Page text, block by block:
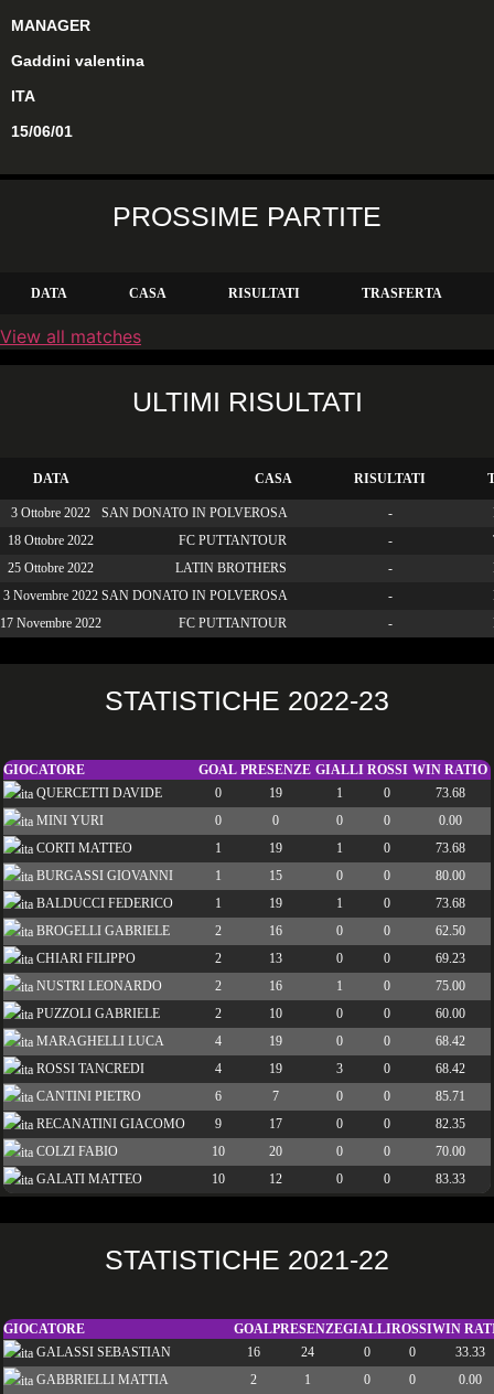
MANAGER
Gaddini valentina
ITA
15/06/01
PROSSIME PARTITE
DATA CASA RISULTATI TRASFERTA
View all matches
ULTIMI RISULTATI
DATA CASA RISULTATI
3 Ottobre 2022 SAN DONATO IN POLVEROSA -
18 Ottobre 2022
FC PUTTANTOUR -
25 Ottobre 2022
LATIN BROTHERS -
3 Novembre 2022 SAN DONATO IN POLVEROSA -
17 Novembre 2022
FC PUTTANTOUR -
STATISTICHE 2022-23
GIOCATORE GOAL PRESENZE GIALLI ROSSI WIN RATIO
QUERCETTI DAVIDE
0 19 1 0
73.68
MINI YURI
0 0 0 0
0.00
CORTI MATTEO
1 19 1 0
73.68
BURGASSI GIOVANNI
1 15 0 0
80.00
BALDUCCI FEDERICO
1 19 1 0
73.68
BROGELLI GABRIELE
2 16 0 0
62.50
CHIARI FILIPPO
2 13 0 0
69.23
NUSTRI LEONARDO
2 16 1 0
75.00
PUZZOLI GABRIELE
2 10 0 0
60.00
MARAGHELLI LUCA
4 19 0 0
68.42
ROSSI TANCREDI
4 19 3 0
68.42
CANTINI PIETRO
6 7 0 0
85.71
RECANATINI GIACOMO
9 17 0 0
82.35
COLZI FABIO
10 20 0 0
70.00
GALATI MATTEO
10 12 0 0 83.33
STATISTICHE 2021-22
GIOCATORE GOALPRESENZEGIALLIROSSIWIN
GALASSI SEBASTIAN
16 24 0 0
33.33
GABBRIELLI MATTIA
2 1 0 0 0.00